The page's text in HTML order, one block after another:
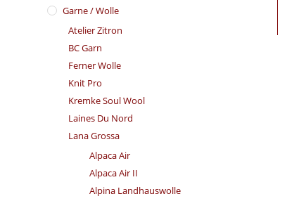
Garne / Wolle
Atelier Zitron
BC Garn
Ferner Wolle
Knit Pro
Kremke Soul Wool
Laines Du Nord
Lana Grossa
Alpaca Air
Alpaca Air II
Alpina Landhauswolle